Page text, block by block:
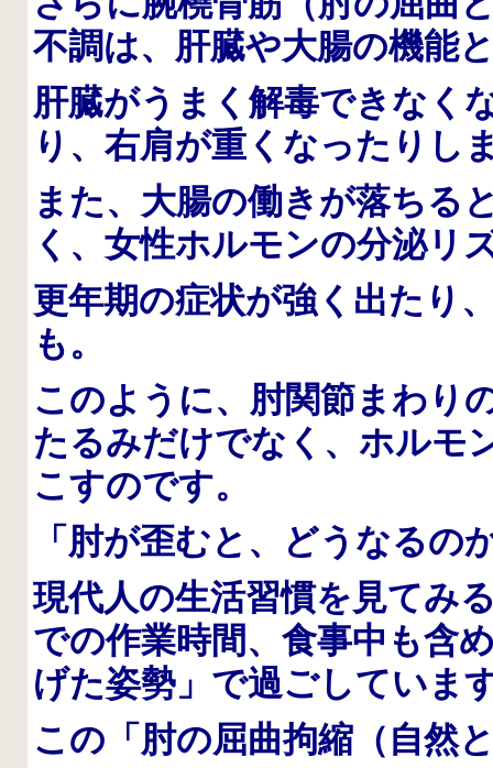
不調は、肝臓や大腸の機能
肝臓がうまく解毒できなく
り、右肩が重くなったりし
また、大腸の働きが落ちる
く、女性ホルモンの分泌リ
更年期の症状が強く出たり
も。
このように、肘関節まわり
たるみだけでなく、ホルモ
こすのです。
「肘が歪むと、どうなるの
現代人の生活習慣を見てみ
での作業時間、食事中も含
げた姿勢」で過ごしていま
この「肘の屈曲拘縮（自然